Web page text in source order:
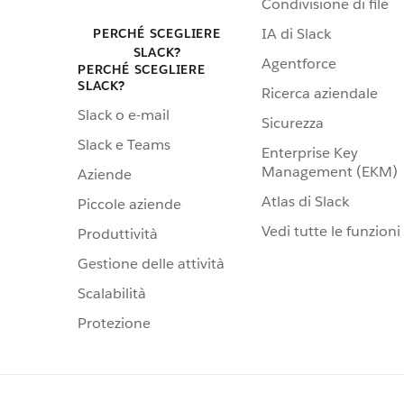
PERCHÉ SCEGLIERE
SLACK?
PERCHÉ SCEGLIERE
SLACK?
Slack o e-mail
Slack e Teams
Aziende
Piccole aziende
Produttività
Gestione delle attività
Scalabilità
Protezione
IA di Slack
Agentforce
Ricerca aziendale
Sicurezza
Enterprise Key
Management (EKM)
Atlas di Slack
Vedi tutte le funzioni